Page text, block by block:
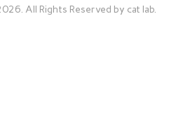
All Rights Reserved by cat lab.